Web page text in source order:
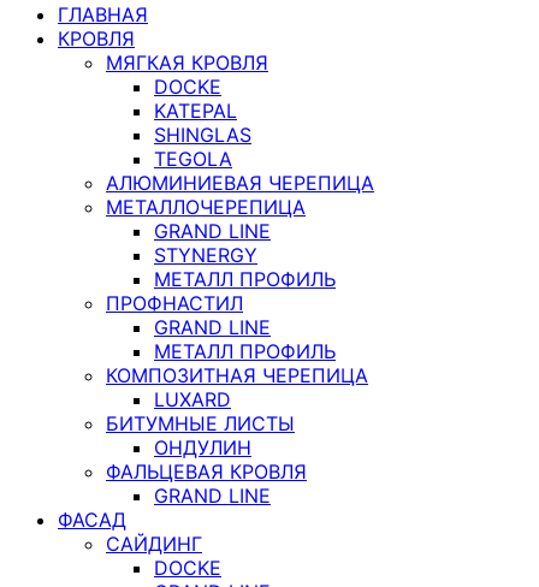
ГЛАВНАЯ
КРОВЛЯ
МЯГКАЯ КРОВЛЯ
DOCKE
KATEPAL
SHINGLAS
TEGOLA
АЛЮМИНИЕВАЯ ЧЕРЕПИЦА
МЕТАЛЛОЧЕРЕПИЦА
GRAND LINE
STYNERGY
МЕТАЛЛ ПРОФИЛЬ
ПРОФНАСТИЛ
GRAND LINE
МЕТАЛЛ ПРОФИЛЬ
КОМПОЗИТНАЯ ЧЕРЕПИЦА
LUXARD
БИТУМНЫЕ ЛИСТЫ
ОНДУЛИН
ФАЛЬЦЕВАЯ КРОВЛЯ
GRAND LINE
ФАСАД
САЙДИНГ
DOCKE